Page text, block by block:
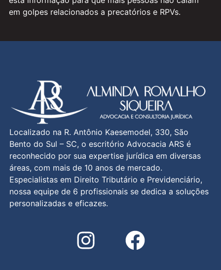
em golpes relacionados a precatórios e RPVs.
Localizado na R. Antônio Kaesemodel, 330, São
Bento do Sul – SC, o escritório Advocacia ARS é
reconhecido por sua expertise jurídica em diversas
áreas, com mais de 10 anos de mercado.
Especialistas em Direito Tributário e Previdenciário,
nossa equipe de 6 profissionais se dedica a soluções
personalizadas e eficazes.